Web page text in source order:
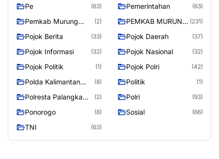
Pe (63) Pemerintahan (63)
Pemkab Murung
(2)
PEMKAB MURUNG (231)
Pojok Berita (33) Pojok Daerah (37)
Pojok Informasi (32) Pojok Nasional (32)
Pojok Politik (1) Pojok Polri (42)
Polda Kalimantan
(8) Politik (1)
Polresta Palangka
(2) Polri (93)
Ponorogo (8) Sosial (66)
TNI (63)